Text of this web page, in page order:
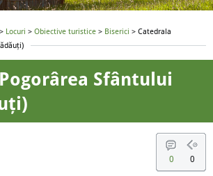
> Locuri > Obiective turistice > Biserici > Catedrala
Sfântului
0 0